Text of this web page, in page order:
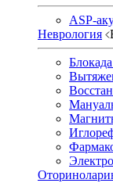
ASP-
Неврология